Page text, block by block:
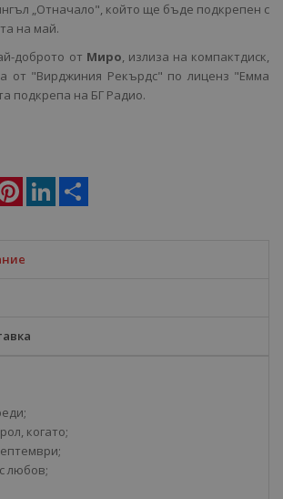
„Отначало", който ще бъде подкрепен с
на май.
доброто от Миро, излиза на компактдиск,
от "Вирджиния Рекърдс" по лиценз "Емма
подкрепа на БГ Радио.
PinterestLinkedIn
когато;
любов;